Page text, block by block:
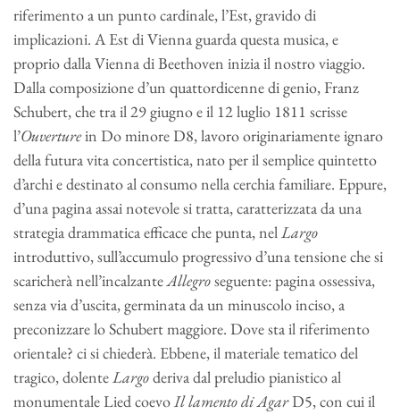
riferimento a un punto cardinale, l’Est, gravido di
implicazioni. A Est di Vienna guarda questa musica, e
proprio dalla Vienna di Beethoven inizia il nostro viaggio.
Dalla composizione d’un quattordicenne di genio, Franz
Schubert, che tra il 29 giugno e il 12 luglio 1811 scrisse
l’Ouverturein Do minore D8, lavoro originariamente ignaro
della futura vita concertistica, nato per il semplice quintetto
d’archi e destinato al consumo nella cerchia familiare. Eppure,
d’una pagina assai notevole si tratta, caratterizzata da una
strategia drammatica efficace che punta, nelLargo
introduttivo, sull’accumulo progressivo d’una tensione che si
scaricherà nell’incalzanteAllegroseguente: pagina ossessiva,
senza via d’uscita, germinata da un minuscolo inciso, a
preconizzare lo Schubert maggiore. Dove sta il riferimento
orientale? ci si chiederà. Ebbene, il materiale tematico del
tragico, dolenteLargoderiva dal preludio pianistico al
monumentale Lied coevoIl lamento di AgarD5, con cui il